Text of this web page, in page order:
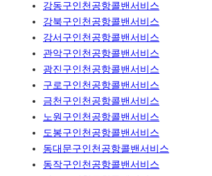
강동구인천공항콜밴서비스
강북구인천공항콜밴서비스
강서구인천공항콜밴서비스
관악구인천공항콜밴서비스
광진구인천공항콜밴서비스
구로구인천공항콜밴서비스
금천구인천공항콜밴서비스
노원구인천공항콜밴서비스
도봉구인천공항콜밴서비스
동대문구인천공항콜밴서비스
동작구인천공항콜밴서비스